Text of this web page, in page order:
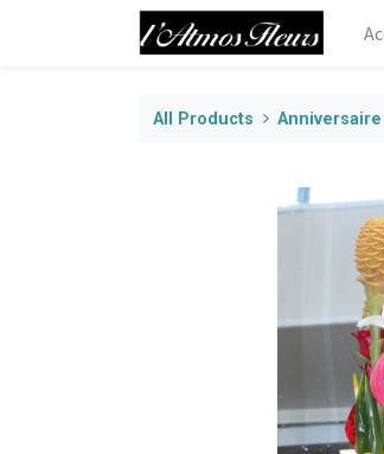
All Products Anniversaire